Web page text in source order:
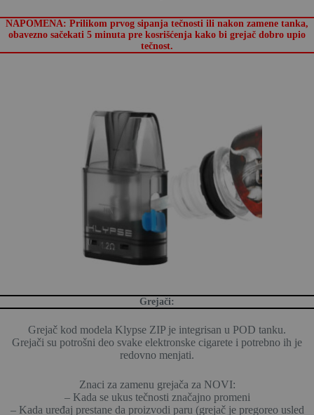
NAPOMENA: Prilikom prvog sipanja tečnosti ili nakon zamene tanka,
obavezno sačekati 5 minuta pre kosrišćenja kako bi grejač dobro upio
tečnost.
Grejači:
Grejač kod modela Klypse ZIP je integrisan u POD tanku.
Grejači su potrošni deo svake elektronske cigarete i potrebno ih je
redovno menjati.
Znaci za zamenu grejača za NOVI:
– Kada se ukus tečnosti značajno promeni
– Kada uređaj prestane da proizvodi paru (grejač je pregoreo usled